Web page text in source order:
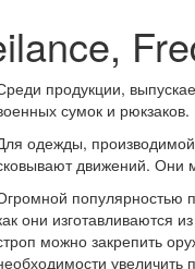
продукции,
сумок и рюкзаков.
одежды,
движений. Они
популярностью
они изготавливаются
можно закрепить
увеличить